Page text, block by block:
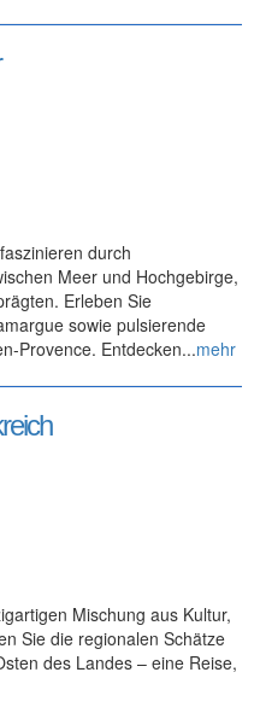
durch
Meer und Hochgebirge,
Erleben Sie
sowie pulsierende
Provence. Entdecken...mehr
Mischung aus Kultur,
Sie die regionalen Schätze
des Landes – eine Reise,